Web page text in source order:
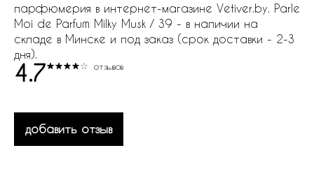
парфюмерия в интернет-магазине Vetiver.by. Parle
Moi de Parfum Milky Musk / 39 - в наличии на
складе в Минске и под заказ (срок доставки - 2-3
дня).
4.7 отзывов
добавить отзыв